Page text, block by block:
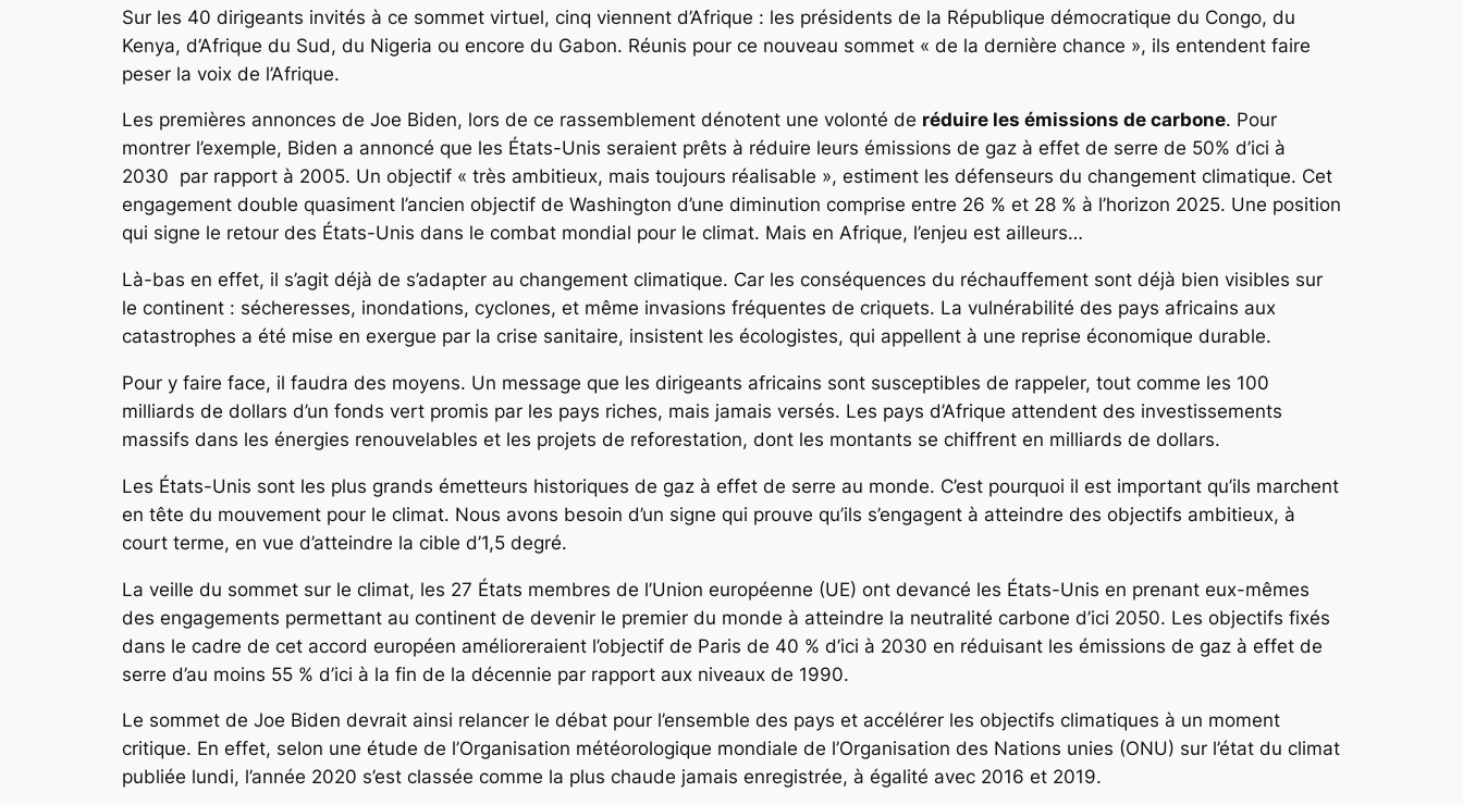
Sur les 40 dirigeants invités à ce sommet virtuel, cinq viennent d’Afrique : les présidents de la République démocratique du Congo, du
Kenya, d’Afrique du Sud, du Nigeria ou encore du Gabon. Réunis pour ce nouveau sommet « de la dernière chance », ils entendent faire
peser la voix de l’Afrique.
Les premières annonces de Joe Biden, lors de ce rassemblement dénotent une volonté de réduire les émissions de carbone. Pour
montrer l’exemple, Biden a annoncé que les États-Unis seraient prêts à réduire leurs émissions de gaz à effet de serre de 50% d’ici à
2030 par rapport à 2005. Un objectif « très ambitieux, mais toujours réalisable », estiment les défenseurs du changement climatique. Cet
engagement double quasiment l’ancien objectif de Washington d’une diminution comprise entre 26 % et 28 % à l’horizon 2025. Une position
qui signe le retour des États-Unis dans le combat mondial pour le climat. Mais en Afrique, l’enjeu est ailleurs…
Là-bas en effet, il s’agit déjà de s’adapter au changement climatique. Car les conséquences du réchauffement sont déjà bien visibles sur
le continent : sécheresses, inondations, cyclones, et même invasions fréquentes de criquets. La vulnérabilité des pays africains aux
catastrophes a été mise en exergue par la crise sanitaire, insistent les écologistes, qui appellent à une reprise économique durable.
Pour y faire face, il faudra des moyens. Un message que les dirigeants africains sont susceptibles de rappeler, tout comme les 100
milliards de dollars d’un fonds vert promis par les pays riches, mais jamais versés. Les pays d’Afrique attendent des investissements
massifs dans les énergies renouvelables et les projets de reforestation, dont les montants se chiffrent en milliards de dollars.
Les États-Unis sont les plus grands émetteurs historiques de gaz à effet de serre au monde. C’est pourquoi il est important qu’ils marchent
en tête du mouvement pour le climat. Nous avons besoin d’un signe qui prouve qu’ils s’engagent à atteindre des objectifs ambitieux, à
court terme, en vue d’atteindre la cible d’1,5 degré.
La veille du sommet sur le climat, les 27 États membres de l’Union européenne (UE) ont devancé les États-Unis en prenant eux-mêmes
des engagements permettant au continent de devenir le premier du monde à atteindre la neutralité carbone d’ici 2050. Les objectifs fixés
dans le cadre de cet accord européen amélioreraient l’objectif de Paris de 40 % d’ici à 2030 en réduisant les émissions de gaz à effet de
serre d’au moins 55 % d’ici à la fin de la décennie par rapport aux niveaux de 1990.
Le sommet de Joe Biden devrait ainsi relancer le débat pour l’ensemble des pays et accélérer les objectifs climatiques à un moment
critique. En effet, selon une étude de l’Organisation météorologique mondiale de l’Organisation des Nations unies (ONU) sur l’état du climat
publiée lundi, l’année 2020 s’est classée comme la plus chaude jamais enregistrée, à égalité avec 2016 et 2019.